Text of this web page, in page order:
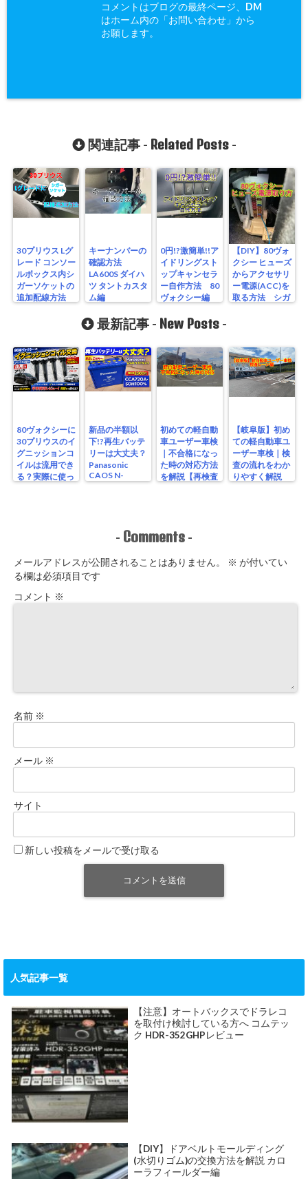
コメントはブログの最終ページ、DM
はホーム内の「お問い合わせ」から
お願します。
関連記事 - Related Posts-
30プリウス Lグ
レード コンソー
ルボックス内シ
ガーソケットの
追加配線方法
キーナンバーの
確認方法
LA600S ダイハ
ツ タントカスタ
ム編
0円!?激簡単!!ア
イドリングスト
ップキャンセラ
ー自作方法 80
ヴォクシー編
【DIY】80ヴォ
クシー ヒューズ
からアクセサリ
ー電源(ACC)を
取る方法 シガ
最新記事 - New Posts -
80ヴォクシーに
30プリウスのイ
グニッションコ
イルは流用でき
る？実際に使っ
新品の半額以
下!?再生バッテ
リーは大丈夫？
Panasonic
CAOS N-
S115/A4を実測
初めての軽自動
車ユーザー車検
｜不合格になっ
た時の対応方法
を解説【再検査
【岐阜版】初め
ての軽自動車ユ
ーザー車検｜検
査の流れをわか
りやすく解説
- Comments -
メールアドレスが公開されることはありません。 ※ が付いてい
る欄は必須項目です
コメント ※
名前 ※
メール ※
サイト
新しい投稿をメールで受け取る
人気記事一覧
【注意】オートバックスでドラレコ
を取付け検討している方へ コムテッ
ク HDR-352GHPレビュー
【DIY】ドアベルトモールディング
(水切りゴム)の交換方法を解説 カロ
ーラフィールダー編